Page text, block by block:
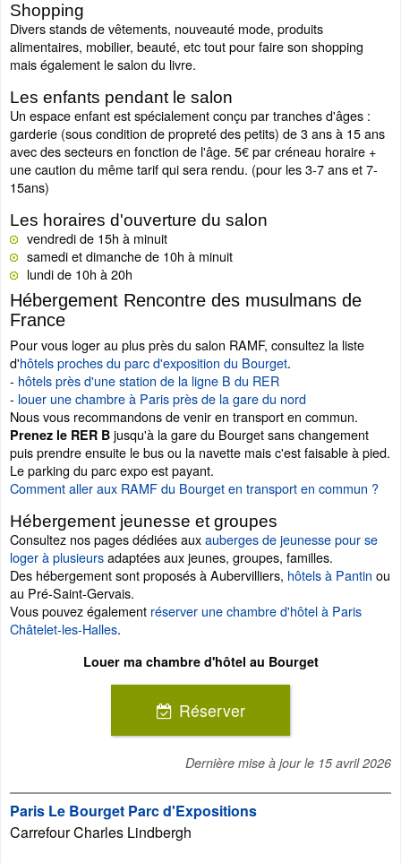
Shopping
Divers stands de vêtements, nouveauté mode, produits
alimentaires, mobilier, beauté, etc tout pour faire son shopping
mais également le salon du livre.
Les enfants pendant le salon
Un espace enfant est spécialement conçu par tranches d'âges :
garderie (sous condition de propreté des petits) de 3 ans à 15 ans
avec des secteurs en fonction de l'âge. 5€ par créneau horaire +
une caution du même tarif qui sera rendu. (pour les 3-7 ans et 7-
15ans)
Les horaires d'ouverture du salon
vendredi de 15h à minuit
samedi et dimanche de 10h à minuit
lundi de 10h à 20h
Hébergement Rencontre des musulmans de
France
Pour vous loger au plus près du salon RAMF, consultez la liste
d'hôtels proches du parc d'exposition du Bourget.
- hôtels près d'une station de la ligne B du RER
- louer une chambre à Paris près de la gare du nord
Nous vous recommandons de venir en transport en commun.
Prenez le RER B jusqu'à la gare du Bourget sans changement
puis prendre ensuite le bus ou la navette mais c'est faisable à pied.
Le parking du parc expo est payant.
Comment aller aux RAMF du Bourget en transport en commun ?
Hébergement jeunesse et groupes
Consultez nos pages dédiées auxauberges de jeunesse pour se
loger à plusieursadaptées aux jeunes, groupes, familles.
Des hébergement sont proposés à Aubervilliers, hôtels à Pantin ou
au Pré-Saint-Gervais.
Vous pouvez également réserver une chambre d'hôtel à Paris
Châtelet-les-Halles.
Louer ma chambre d'hôtel au Bourget
Réserver
Dernière mise à jour le 15 avril 2026
Paris Le Bourget Parc d'Expositions
Carrefour Charles Lindbergh